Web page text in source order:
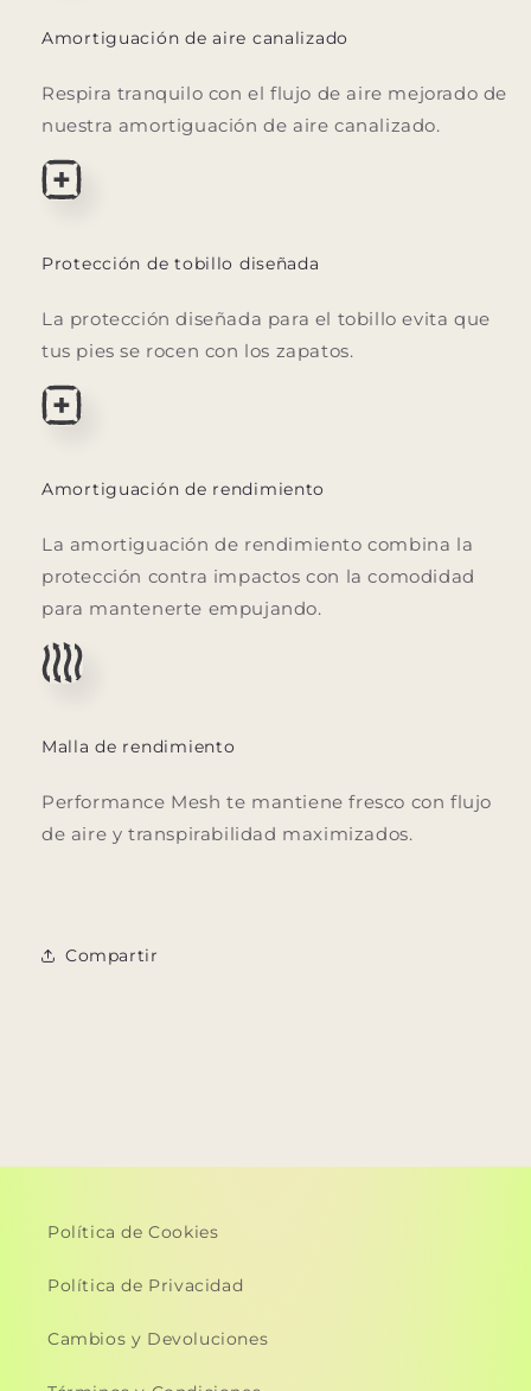
Amortiguación de aire canalizado
Respira tranquilo con el flujo de aire mejorado de
nuestra amortiguación de aire canalizado.
Protección de tobillo diseñada
La protección diseñada para el tobillo evita que
tus pies se rocen con los zapatos.
Amortiguación de rendimiento
La amortiguación de rendimiento combina la
protección contra impactos con la comodidad
para mantenerte empujando.
Malla de rendimiento
Performance Mesh te mantiene fresco con flujo
de aire y transpirabilidad maximizados.
Compartir
Política de Cookies
Política de Privacidad
Cambios y Devoluciones